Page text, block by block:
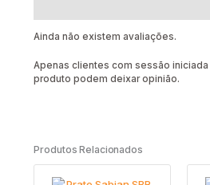
Ainda não existem avaliações.
Apenas clientes com sessão
produto podem deixar opinião.
Produtos Relacionados